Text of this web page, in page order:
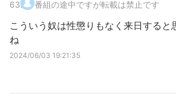
63. 番組の途中ですが転載は禁止です
こういう奴は性懲りもなく来日すると
ね
2024/06/03 19:21:35